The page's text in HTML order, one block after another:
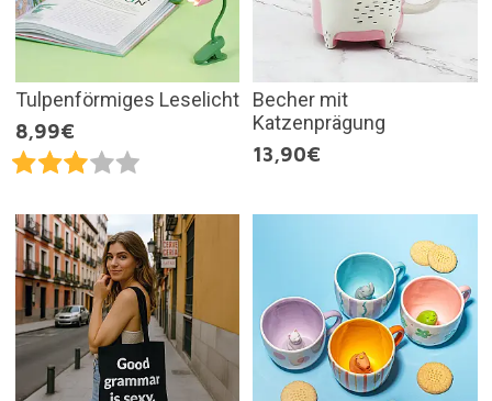
Tulpenförmiges Leselicht
8,99€
Becher mit
Katzenprägung
13,90€